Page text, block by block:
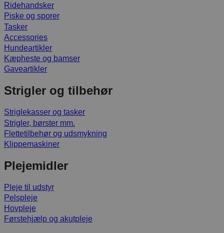
Ridehandsker
Piske og sporer
Tasker
Accessories
Hundeartikler
Kæpheste og bamser
Gaveartikler
Strigler og tilbehør
Striglekasser og tasker
Strigler, børster mm.
Flettetilbehør og udsmykning
Klippemaskiner
Plejemidler
Pleje til udstyr
Pelspleje
Hovpleje
Førstehjælp og akutpleje